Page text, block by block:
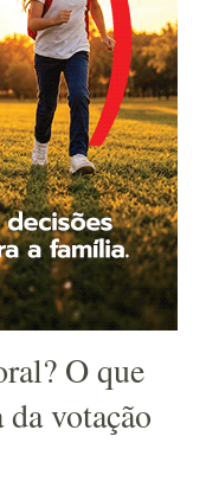
O que
votação